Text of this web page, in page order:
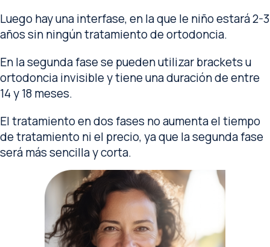
Luego hay una interfase, en la que le niño estará 2-3
años sin ningún tratamiento de ortodoncia.
En la segunda fase se pueden utilizar brackets u
ortodoncia invisible y tiene una duración de entre
14 y 18 meses.
El tratamiento en dos fases no aumenta el tiempo
de tratamiento ni el precio, ya que la segunda fase
será más sencilla y corta.